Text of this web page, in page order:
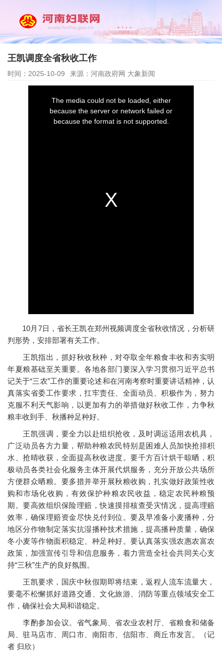
王凯调度全省秋收工作
时间：2025-10-09 来源：河南政府网 大象新闻
10月7日，省长王凯在郑州视频调度全省秋收情况，分析研
判形势，安排部署有关工作。
王凯指出，抓好秋收秋种，对夺取全年粮食丰收和夯实明
年夏粮基础至关重要。各地各部门要深入学习贯彻习近平总书
记关于“三农”工作的重要论述和在河南考察时重要讲话精神，认
真落实省委工作要求，扛牢责任、全面动员、积极作为，努力
克服不利天气影响，以更加有力的举措做好秋收工作，力争秋
粮丰收到手、秋播种足种好。
王凯强调，要全力以赴组织抢收，及时调运适用农机具，
广泛动员各方力量，帮助种粮农民特别是困难人员加快抢排积
水、抢晴收获，全面提高秋收进度。要千方百计烘干晾晒，积
极动员各类社会化服务主体开展代烘服务，充分开放公共场所
方便群众晒粮。要多措并举开展秋粮收购，扎实做好政策性收
购和市场化收购，有效保护种粮农民收益，稳定农民种粮预
期。要高效组织保险理赔，快速摸排核查受灾情况，提高理赔
效率，确保理赔资金尽快兑付到位。要及早准备小麦播种，分
地区分作物制定落实抗湿播种技术措施，提高播种质量，确保
冬小麦等作物面积稳定、种足种好。要认真落实强农惠农富农
政策，加强宣传引导和信息服务，着力营造全社会共同关心支
持“三秋”生产的良好氛围。
王凯要求，国庆中秋假期即将结束，返程人流车流量大，
要毫不松懈抓好道路交通、文化旅游、消防等重点领域安全工
作，确保社会大局和谐稳定。
李酌参加会议。省气象局、省农业农村厅、省粮食和储备
局、驻马店市、周口市、南阳市、信阳市、商丘市发言。（记
者 归欣）